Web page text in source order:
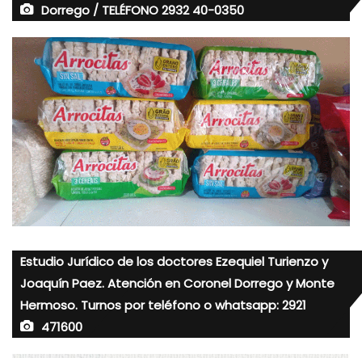
Dorrego / TELÉFONO 2932 40-0350
Estudio Jurídico de los doctores Ezequiel Turienzo y
Joaquín Paez. Atención en Coronel Dorrego y Monte
Hermoso. Turnos por teléfono o whatsapp: 2921
471600